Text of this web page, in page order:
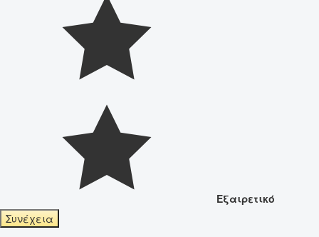
Εξαιρετικό
Συνέχεια